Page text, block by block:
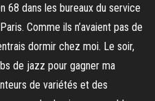
68 dans les bureaux du service
Comme ils n’avaient pas de
dormir chez moi. Le soir,
de jazz pour gagner ma
de variétés et des